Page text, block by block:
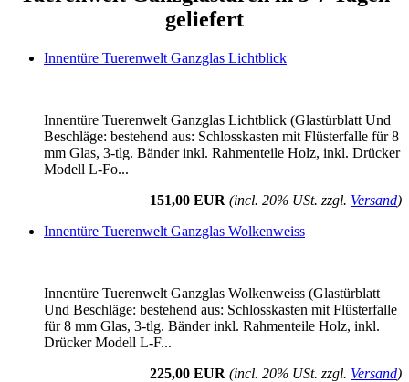
geliefert
Innentüre Tuerenwelt Ganzglas Lichtblick
Innentüre Tuerenwelt Ganzglas Lichtblick (Glastürblatt Und
Beschläge: bestehend aus: Schlosskasten mit Flüsterfalle für 8
mm Glas, 3-tlg. Bänder inkl. Rahmenteile Holz, inkl. Drücker
Modell L-Fo...
151,00 EUR (incl. 20% USt. zzgl. Versand)
Innentüre Tuerenwelt Ganzglas Wolkenweiss
Innentüre Tuerenwelt Ganzglas Wolkenweiss (Glastürblatt
Und Beschläge: bestehend aus: Schlosskasten mit Flüsterfalle
für 8 mm Glas, 3-tlg. Bänder inkl. Rahmenteile Holz, inkl.
Drücker Modell L-F...
225,00 EUR (incl. 20% USt. zzgl. Versand)